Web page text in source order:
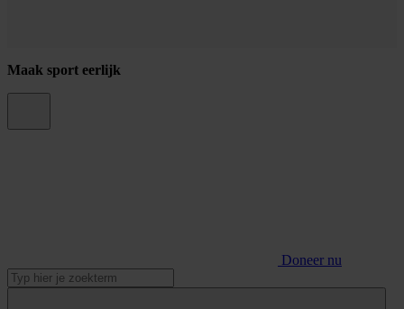
Maak sport eerlijk
Doneer nu